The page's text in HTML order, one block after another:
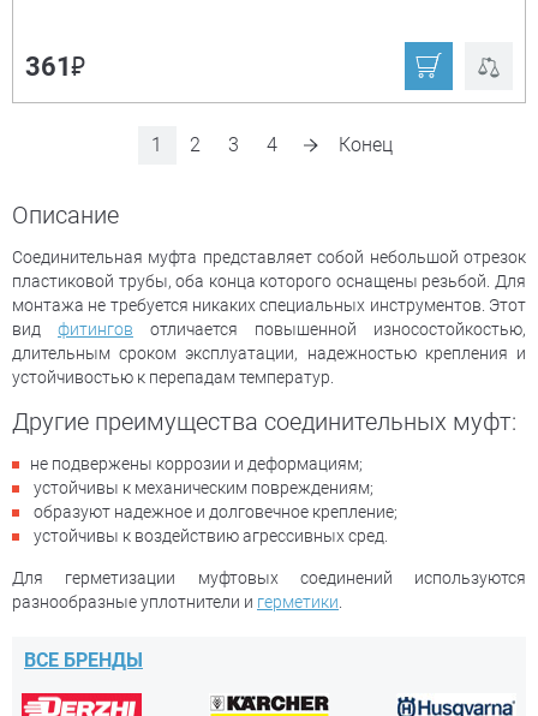
361₽
1 2 3 4 Конец
Описание
Соединительная муфта представляет собой небольшой отрезок
пластиковой трубы, оба конца которого оснащены резьбой. Для
монтажа не требуется никаких специальных инструментов. Этот
вид фитингов отличается повышенной износостойкостью,
длительным сроком эксплуатации, надежностью крепления и
устойчивостью к перепадам температур.
Другие преимущества соединительных муфт:
не подвержены коррозии и деформациям;
устойчивы к механическим повреждениям;
образуют надежное и долговечное крепление;
устойчивы к воздействию агрессивных сред.
Для герметизации муфтовых соединений используются
разнообразные уплотнители и герметики
ВСЕ БРЕНДЫ